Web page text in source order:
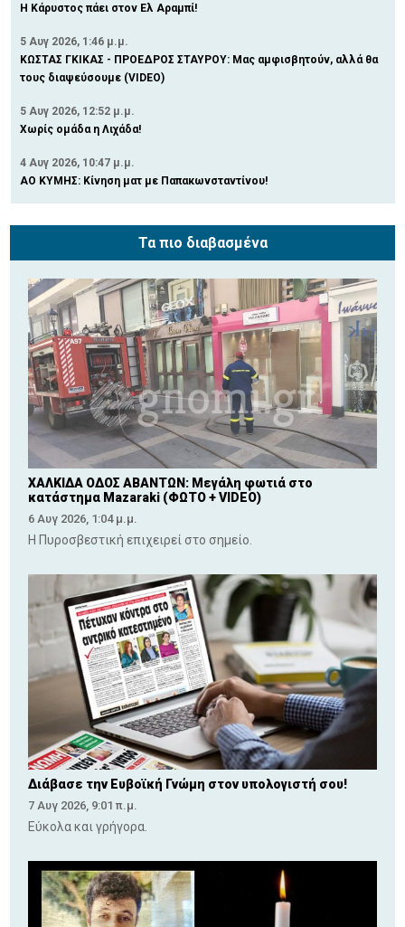
Η Κάρυστος πάει στον Ελ Αραμπί!
5 Αυγ 2026, 1:46 μ.μ.
ΚΩΣΤΑΣ ΓΚΙΚΑΣ - ΠΡΟΕΔΡΟΣ ΣΤΑΥΡΟΥ: Μας αμφισβητούν, αλλά θα
τους διαψεύσουμε (VIDEO)
5 Αυγ 2026, 12:52 μ.μ.
Χωρίς ομάδα η Λιχάδα!
4 Αυγ 2026, 10:47 μ.μ.
ΑΟ ΚΥΜΗΣ: Κίνηση ματ με Παπακωνσταντίνου!
Τα πιο διαβασμένα
ΧΑΛΚΙΔΑ ΟΔΟΣ ΑΒΑΝΤΩΝ: Μεγάλη φωτιά στο
κατάστημα Mazaraki (ΦΩΤΟ + VIDEO)
6 Αυγ 2026, 1:04 μ.μ.
Η Πυροσβεστική επιχειρεί στο σημείο.
Διάβασε την Ευβοϊκή Γνώμη στον υπολογιστή σου!
7 Αυγ 2026, 9:01 π.μ.
Εύκολα και γρήγορα.